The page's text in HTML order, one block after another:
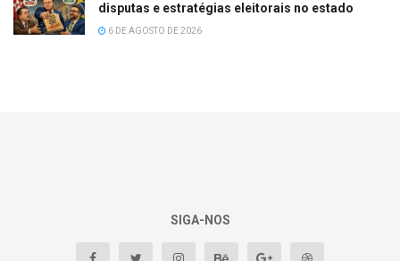
disputas e estratégias eleitorais no estado
6 DE AGOSTO DE 2026
SIGA-NOS